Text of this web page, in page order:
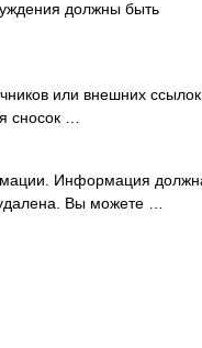
должны быть
или внешних
сносок …
Информация
Вы можете …